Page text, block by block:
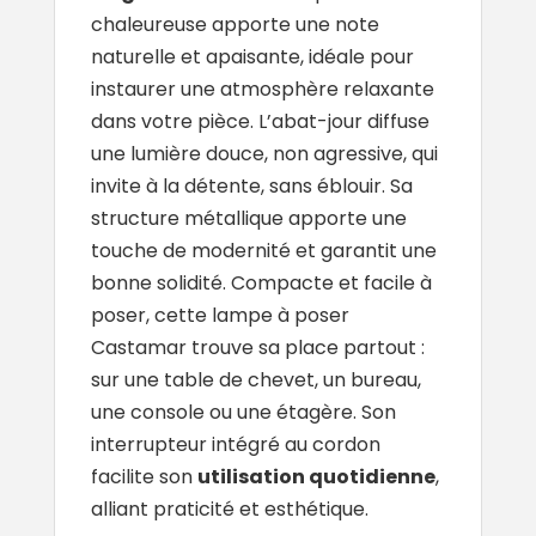
chaleureuse apporte une note
naturelle et apaisante, idéale pour
instaurer une atmosphère relaxante
dans votre pièce. L’abat-jour diffuse
une lumière douce, non agressive, qui
invite à la détente, sans éblouir. Sa
structure métallique apporte une
touche de modernité et garantit une
bonne solidité. Compacte et facile à
poser, cette lampe à poser
Castamar trouve sa place partout :
sur une table de chevet, un bureau,
une console ou une étagère. Son
interrupteur intégré au cordon
facilite son utilisation quotidienne,
alliant praticité et esthétique.